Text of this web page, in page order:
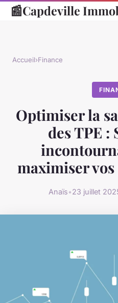
📰Capdeville
Accueil›Finance
Optimiser la
des TPE :
maximiser
Anaïs•23 juillet